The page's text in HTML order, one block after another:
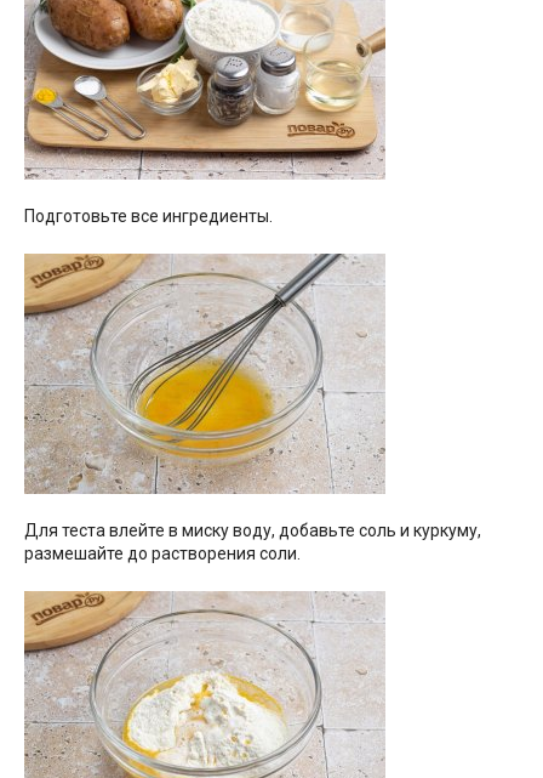
Подготовьте все ингредиенты.
Для теста влейте в миску воду, добавьте соль и куркуму,
размешайте до растворения соли.